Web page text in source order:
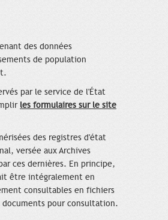
des données
de population
par le service de l'État
les formulaires sur le site
des registres d'état
versée aux Archives
ces dernières. En principe,
être intégralement en
consultables en fichiers
pour consultation.